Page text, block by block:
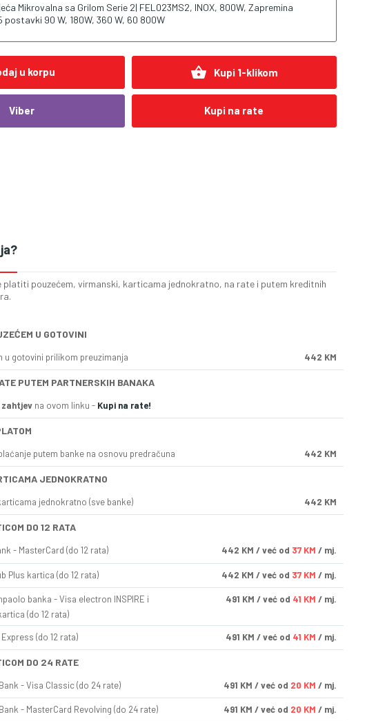
Mikrovalna sa Grilom Serie 2| FEL023MS2, INOX, 800W, Zapremina
90 W, 180W, 360 W, 60 800W
u korpu shopping_basket Kupi 1-klikom
Viber Kupi na rate
platiti pouzećem, virmanski, karticama jednokratno, na rate i putem kreditnih
U GOTOVINI
u gotovini prilikom preuzimanja 442 KM
PUTEM PARTNERSKIH BANAKA
na ovom linku - Kupi na rate!
putem banke na osnovu predračuna 442 KM
JEDNOKRATNO
jednokratno (sve banke) 442 KM
DO 12 RATA
- MasterCard (do 12 rata) 442 KM / već od 37 KM / mj.
Plus kartica (do 12 rata) 442 KM / već od 37 KM / mj.
banka - Visa electron INSPIRE i
(do 12 rata)
491 KM / već od 41 KM / mj.
(do 12 rata) 491 KM / već od 41 KM / mj.
DO 24 RATE
- Visa Classic (do 24 rate) 491 KM / već od 20 KM / mj.
- MasterCard Revolving (do 24 rate) 491 KM / već od 20 KM / mj.